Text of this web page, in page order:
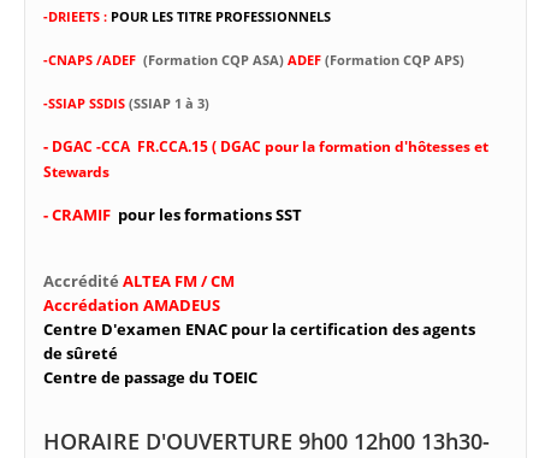
-DRIEETS : POUR LES TITRE PROFESSIONNELS
-CNAPS /ADEF (Formation CQP ASA) ADEF (Formation CQP APS)
-SSIAP SSDIS (SSIAP 1 à 3)
- DGAC -CCA FR.CCA.15 ( DGAC pour la formation d'hôtesses et
Stewards
- CRAMIF pour les formations SST
Accrédité ALTEA FM / CM
Accrédation AMADEUS
Centre D'examen ENAC pour la certification des agents
de sûreté
Centre de passage du TOEIC
HORAIRE D'OUVERTURE 9h00 12h00 13h30-